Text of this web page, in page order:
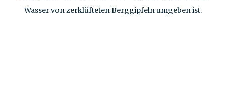
Wasser von zerklüfteten Berggipfeln umgeben ist.